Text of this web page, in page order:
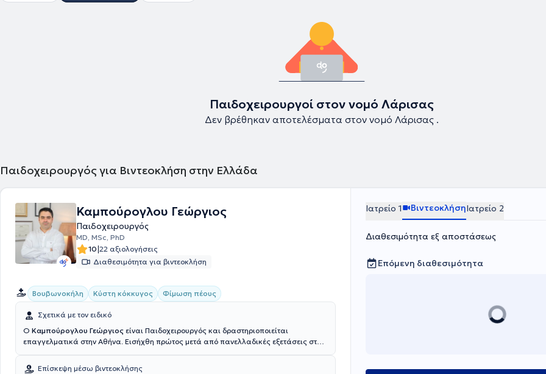
Παιδοχειρουργοί στον νομό Λάρισας
Δεν βρέθηκαν αποτελέσματα στον νομό Λάρισας .
Παιδοχειρουργός για Βιντεοκλήση στην Ελλάδα
Καμπούρογλου Γεώργιος
Παιδοχειρουργός
MD, MSc, PhD
10|22 αξιολογήσεις
Διαθεσιμότητα για βιντεοκλήση
Βουβωνοκήλη Κύστη κόκκυγος Φίμωση πέους
Σχετικά με τον ειδικό
Ο Καμπούρογλου Γεώργιος είναι Παιδοχειρουργός και δραστηριοποιείται
επαγγελματικά στην Αθήνα. Εισήχθη πρώτος μετά από πανελλαδικές εξετάσεις στην
έλαβε σχετικές υποτροφίες. Στο πλαίσιο της εκπαίδευσής του στην Χειρουργική
Επίσκεψη μέσω βιντεοκλήσης
Ιατρείο 1 ΒιντεοκλήσηΙατρείο 2
Διαθεσιμότητα εξ αποστάσεως
Επόμενη διαθεσιμότητα